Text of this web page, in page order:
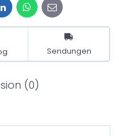
LinkedInWhatsApp
E-
mail
Sendungen
(0)